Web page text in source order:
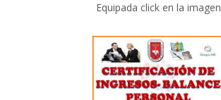
Equipada click en la imagen